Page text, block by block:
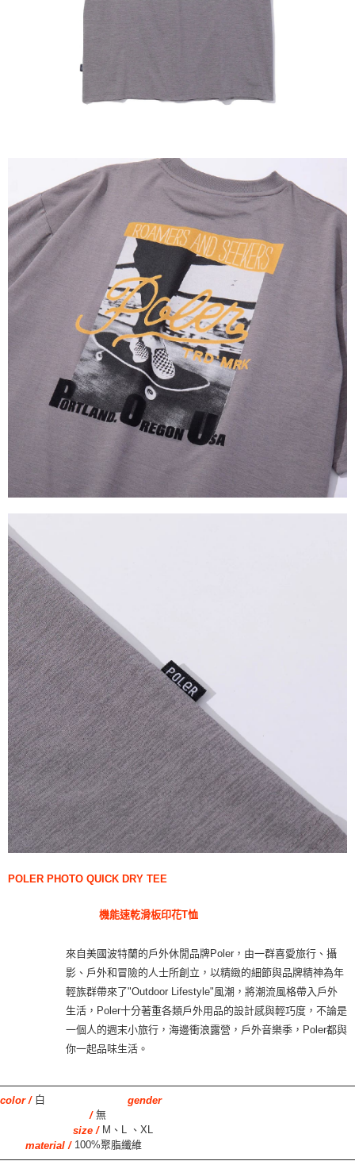
POLER PHOTO QUICK DRY TEE
機能速乾滑板印花T恤
來自美國波特蘭的戶外休閒品牌Poler，由一群喜愛旅行、攝
影、戶外和冒險的人士所創立，以精緻的細節與品牌精神為年
輕族群帶來了"Outdoor Lifestyle"風潮，將潮流風格帶入戶外
生活，Poler十分著重各類戶外用品的設計感與輕巧度，不論是
一個人的週末小旅行，海邊衝浪露營，戶外音樂季，Poler都與
你一起品味生活。
color / 白
gender
/ 無
size / M、L 、XL
material / 100%聚脂纖維